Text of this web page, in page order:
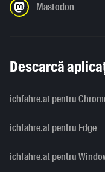
Mastodon
Descarcă
ichfahre.at pentru
ichfahre.at pentru Edge
ichfahre.at pentru